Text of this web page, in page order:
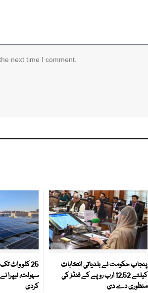
next time I comment.
پنجاب حکومت نے بلدیاتی انتخابات
کیلئے 12.52 ارب روپے کے فنڈز کی
منظوری دے دی
25 کلو واٹ
سہولت، نیپرا
کردی